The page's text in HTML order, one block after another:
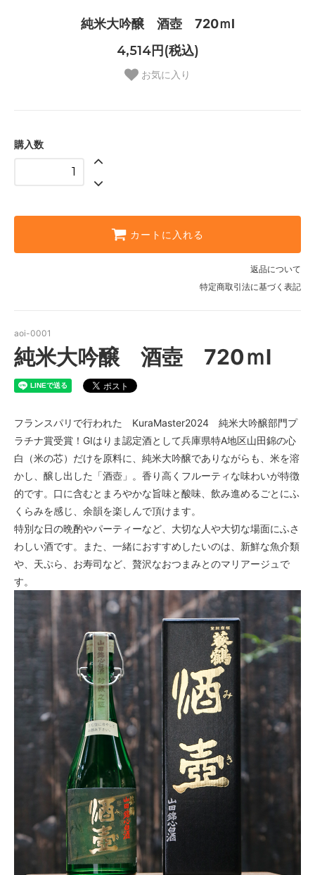
純米大吟醸 酒壺 720ｍl
4,514円(税込)
お気に入り
購入数
カートに入れる
返品について
特定商取引法に基づく表記
aoi-0001
純米大吟醸 酒壺 720ｍl
フランスパリで行われた KuraMaster2024 純米大吟醸部門プ
ラチナ賞受賞！GIはりま認定酒として兵庫県特A地区山田錦の心
白（米の芯）だけを原料に、純米大吟醸でありながらも、米を溶
かし、醸し出した「酒壺」。香り高くフルーティな味わいが特徴
的です。口に含むとまろやかな旨味と酸味、飲み進めるごとにふ
くらみを感じ、余韻を楽しんで頂けます。
特別な日の晩酌やパーティーなど、大切な人や大切な場面にふさ
わしい酒です。また、一緒におすすめしたいのは、新鮮な魚介類
や、天ぷら、お寿司など、贅沢なおつまみとのマリアージュで
す。